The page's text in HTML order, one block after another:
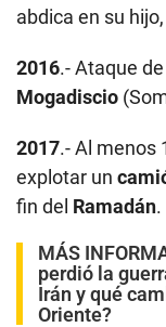
abdica en su hijo,
2016.- Ataque de
Mogadiscio
2017.- Al menos
explotar un
fin del Ramadán.
MÁS
perdió la
Irán y qué
Oriente?